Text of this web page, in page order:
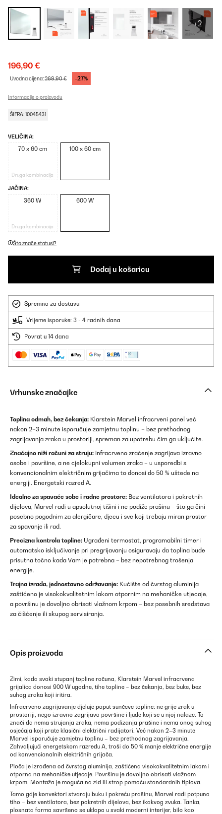
+2
196,90 €
Uvodna cijena:269,90 € -27%
Informacije o proizvodu
ŠIFRA: 10045431
VELIČINA:
70 x 60 cm
Druga kombinacija
100 x 60 cm
JAČINA:
360 W
Druga kombinacija
600 W
Što znače statusi?
Dodaj u košaricu
Spremno za dostavu
Vrijeme isporuke: 3 - 4 radnih dana
Povrat u 14 dana
Vrhunske značajke
Toplina odmah, bez čekanja: Klarstein Marvel infracrveni panel već
nakon 2–3 minute isporučuje zamjetnu toplinu – bez prethodnog
zagrijavanja zraka u prostoriji, spreman za upotrebu čim ga uključite.
Značajno niži računi za struju: Infracrveno zračenje zagrijava izravno
osobe i površine, a ne cjelokupni volumen zraka – u usporedbi s
konvencionalnim električnim grijačima to donosi do 50 % uštede na
energiji. Energetski razred A.
Idealno za spavaće sobe i radne prostore: Bez ventilatora i pokretnih
dijelova, Marvel radi u apsolutnoj tišini i ne podiže prašinu – što ga čini
posebno pogodnim za alergičare, djecu i sve koji trebaju miran prostor
za spavanje ili rad.
Precizna kontrola topline: Ugrađeni termostat, programabilni timer i
automatsko isključivanje pri pregrijavanju osiguravaju da toplina bude
prisutna točno kada Vam je potrebna – bez nepotrebnog trošenja
energije.
Trajna izrada, jednostavno održavanje: Kućište od čvrstog aluminija
zaštićeno je visokokvalitetnim lakom otpornim na mehaničke utjecaje,
a površinu je dovoljno obrisati vlažnom krpom – bez posebnih sredstava
za čišćenje ili skupog servisiranja.
Opis proizvoda
Zimi, kada svaki stupanj topline računa, Klarstein Marvel infracrvena
grijalica donosi 900 W ugodne, tihe topline – bez čekanja, bez buke, bez
suhog zraka koji iritira.
Infracrveno zagrijavanje djeluje poput sunčeve topline: ne grije zrak u
prostoriji, nego izravno zagrijava površine i ljude koji se u njoj nalaze. To
znači da nema strujanja zraka, nema podizanja prašine i nema onog suhog
osjećaja koji prate klasični električni radijatori. Već nakon 2–3 minute
Marvel isporučuje zamjetnu toplinu – bez prethodnog zagrijavanja.
Zahvaljujući energetskom razredu A, troši do 50 % manje električne energije
od konvencionalnih električnih grijača.
Ploča je izrađena od čvrstog aluminija, zaštićena visokokvalitetnim lakom i
otporna na mehaničke utjecaje. Površinu je dovoljno obrisati vlažnom
krpom. Montaža je moguća na zid ili strop pomoću standardnih tiplova.
Tamo gdje konvektori stvaraju buku i pokreću prašinu, Marvel radi potpuno
tiho – bez ventilatora, bez pokretnih dijelova, bez ikakvog zvuka. Tanka,
plosnata forma savršeno se uklapa u svaki moderni interijer, bilo kao